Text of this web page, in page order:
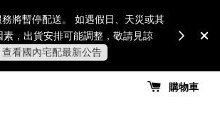
將暫停配送。 如遇假日、天災或其
，出貨安排可能調整，敬請見諒
查看國內宅配最新公告
for all
國
購物車